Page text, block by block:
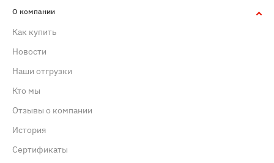
О компании
Как купить
Новости
Наши отгрузки
Кто мы
Отзывы о компании
История
Сертификаты